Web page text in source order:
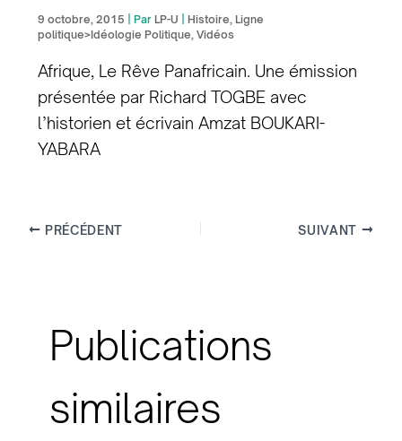
9 octobre, 2015 | Par LP-U Histoire, Ligne
politique>Idéologie Politique, Vidéos
Afrique, Le Rêve Panafricain. Une émission
présentée par Richard TOGBE avec
l’historien et écrivain Amzat BOUKARI-
YABARA
PRÉCÉDENT SUIVANT
Publications
similaires